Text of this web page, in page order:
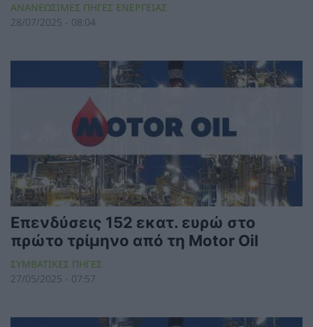
ΑΝΑΝΕΩΣΙΜΕΣ ΠΗΓΕΣ ΕΝΕΡΓΕΙΑΣ
28/07/2025 - 08:04
Επενδύσεις 152 εκατ. ευρώ στο
πρώτο τρίμηνο από τη Motor Oil
ΣΥΜΒΑΤΙΚΕΣ ΠΗΓΕΣ
27/05/2025 - 07:57